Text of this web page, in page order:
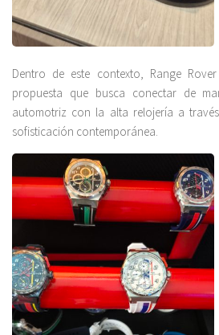
Dentro de este contexto, Range
propuesta que busca conectar de
automotriz con la alta relojería a
sofisticación contemporánea.